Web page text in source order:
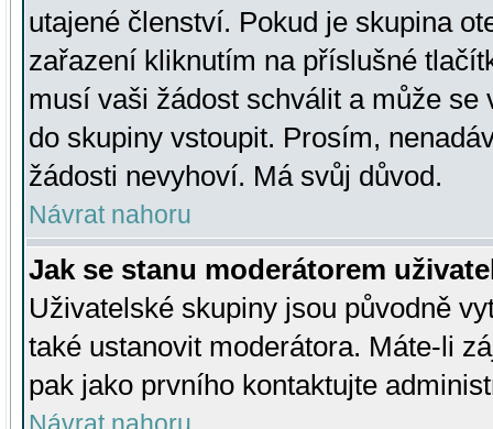
utajené členství. Pokud je skupina
zařazení kliknutím na příslušné
musí vaši žádost schválit a může se
do skupiny vstoupit. Prosím,
žádosti nevyhoví. Má svůj důvod.
Návrat nahoru
Jak se stanu moderátorem
Uživatelské skupiny jsou původně
také ustanovit moderátora. Máte-li
pak jako prvního kontaktujte